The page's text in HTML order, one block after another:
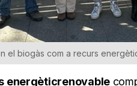
el biogàs com a recurs
energèticrenovable